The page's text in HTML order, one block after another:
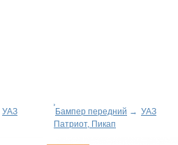
УАЗ
Бампер передний → УАЗ
Патриот, Пикап